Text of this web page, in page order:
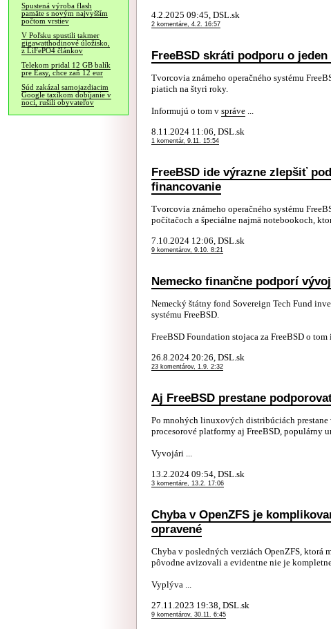
Spustená výroba flash
pamäte s novým najvyšším
počtom vrstiev
V Poľsku spustili takmer
gigawatthodinové úložisko,
z LiFePO4 článkov
Telekom pridal 12 GB balík
pre Easy, chce zaň 12 eur
Súd zakázal samojazdiacim
Google taxíkom dobíjanie v
noci, rušili obyvateľov
4.2.2025 09:45, DSL.sk
2 komentáre, 4.2. 16:57
FreeBSD skráti podporu o jeden
Tvorcovia známeho operačného systému
piatich na štyri roky.
Informujú o tom v správe ...
8.11.2024 11:06, DSL.sk
1 komentár, 9.11. 15:54
FreeBSD ide výrazne zlepšiť
financovanie
Tvorcovia známeho operačného systému
počítačoch a špeciálne najmä notebookoch,
7.10.2024 12:06, DSL.sk
9 komentárov, 9.10. 8:21
Nemecko finančne podporí
Nemecký štátny fond Sovereign Tech Fund
systému FreeBSD.
FreeBSD Foundation stojaca za FreeBSD o
26.8.2024 20:26, DSL.sk
23 komentárov, 1.9. 2:32
Aj FreeBSD prestane
Po mnohých linuxových distribúciách
procesorové platformy aj FreeBSD, populárny
Vyvojári ...
13.2.2024 09:54, DSL.sk
3 komentáre, 13.2. 17:06
Chyba v OpenZFS je
opravené
Chyba v posledných verziách OpenZFS,
pôvodne avizovali a evidentne nie je
Vyplýva ...
27.11.2023 19:38, DSL.sk
9 komentárov, 30.11. 6:45